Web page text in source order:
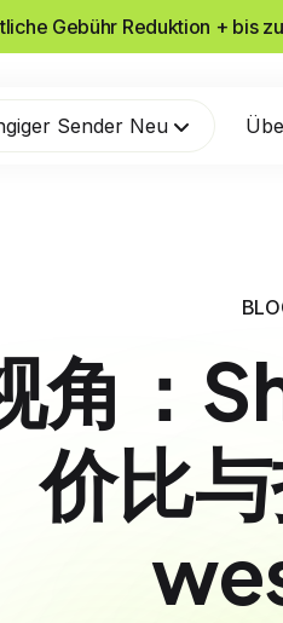
Gebühr Reduktion + bis
Sender Neu
角：
价比